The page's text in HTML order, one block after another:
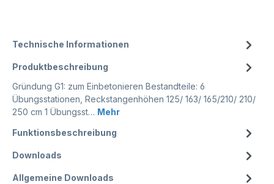
Technische Informationen
Produktbeschreibung
Gründung G1: zum Einbetonieren Bestandteile: 6
Übungsstationen, Reckstangenhöhen 125/ 163/ 165/210/ 210/
250 cm 1 Übungsst… Mehr
Funktionsbeschreibung
Downloads
Allgemeine Downloads